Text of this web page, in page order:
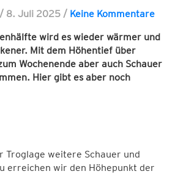
/ 8. Juli 2025 / Keine Kommentare
wird es wieder wärmer und
Mit dem Höhentief über
Wochenende aber auch Schauer
Hier gibt es aber noch
Troglage weitere Schauer und
erreichen wir den Höhepunkt der